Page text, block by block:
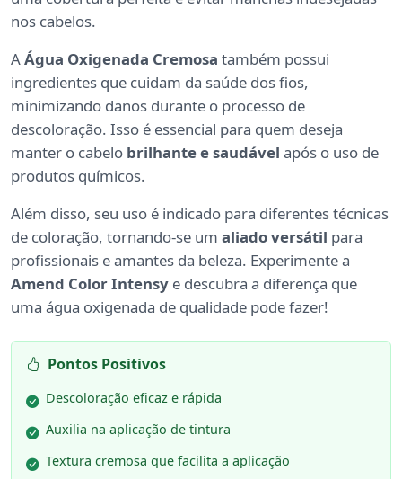
nos cabelos.
AÁgua Oxigenada Cremosa também possui
ingredientes que cuidam da saúde dos fios,
minimizando danos durante o processo de
descoloração. Isso é essencial para quem deseja
manter o cabelo brilhante e saudável após o uso de
produtos químicos.
Além disso, seu uso é indicado para diferentes técnicas
de coloração, tornando-se um aliado versátil para
profissionais e amantes da beleza. Experimente a
Amend Color Intensy e descubra a diferença que
uma água oxigenada de qualidade pode fazer!
Pontos Positivos
Descoloração eficaz e rápida
Auxilia na aplicação de tintura
Textura cremosa que facilita a aplicação